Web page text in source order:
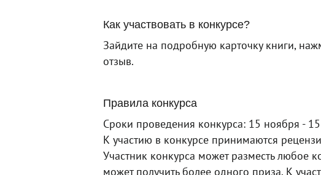
Как участвовать в конкурсе?
Зайдите на подробную карточку книги,
отзыв.
Правила конкурса
Сроки проведения конкурса: 15 ноября -
К участию в конкурсе принимаются
Участник конкурса может разместь любое
может получить более одного приза. К